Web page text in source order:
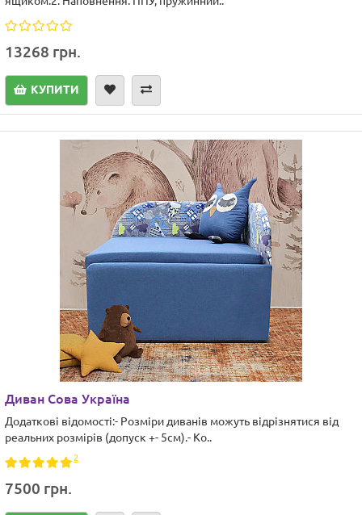
13268 грн.
КУПИТИ
Диван Сова Україна
Додаткові відомості:- Розміри диванів можуть відрізнятися від
реальних розмірів (допуск +- 5см).- Ко..
2
7500 грн.